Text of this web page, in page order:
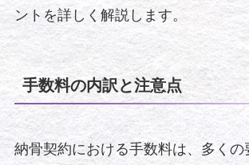
ントを詳しく解説します。
手数料の内訳と注意点
納骨契約における手数料は、多くの